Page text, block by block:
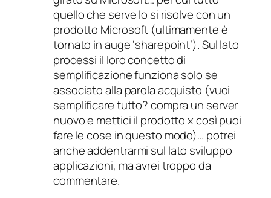
quello che serve lo si risolve con un
prodotto Microsoft (ultimamente è
tornato in auge ‘sharepoint’). Sul lato
processi il loro concetto di
semplificazione funziona solo se
associato alla parola acquisto (vuoi
semplificare tutto? compra un server
nuovo e mettici il prodotto x così puoi
fare le cose in questo modo)… potrei
anche addentrarmi sul lato sviluppo
applicazioni, ma avrei troppo da
commentare.